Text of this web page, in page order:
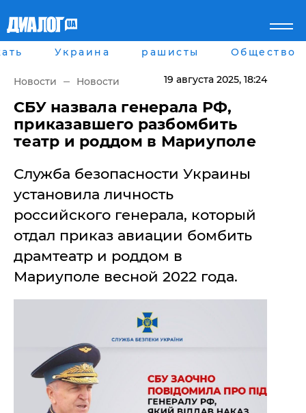
Главная
рассея
Мир
Беларусь
Военное обозрение
Наука и Техника
Мнение
Пресса
Шоу-биз
Здоровье
Украина
Спорт
Культура
Города
Луганск
Харьков
Днепр
Львов
Война на Донбассе и в
Крыму
Оккупация Крыма
Новости Крыма
Донбасс
Армия Украины
Лайф стайл
Стиль Диалога
Общество
Пресс-релизы Авторское
Украина рашисты Общество
Новости Новости 19 августа 2025, 18:24
​СБУ назвала генерала РФ,
приказавшего разбомбить
театр и роддом в Мариуполе
Служба безопасности Украины
установила личность
российского генерала, который
отдал приказ авиации бомбить
драмтеатр и роддом в
Мариуполе весной 2022 года.